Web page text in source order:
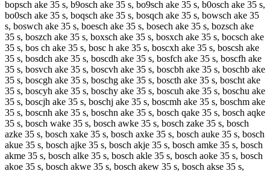
bopsch ake 35 s, b9osch ake 35 s, bo9sch ake 35 s, b0osch ake 35 s,
bo0sch ake 35 s, boqsch ake 35 s, bosqch ake 35 s, bowsch ake 35
s, boswch ake 35 s, boesch ake 35 s, bosech ake 35 s, bozsch ake
35 s, boszch ake 35 s, boxsch ake 35 s, bosxch ake 35 s, bocsch ake
35 s, bos ch ake 35 s, bosc h ake 35 s, boscxh ake 35 s, boscsh ake
35 s, bosdch ake 35 s, boscdh ake 35 s, bosfch ake 35 s, boscfh ake
35 s, bosvch ake 35 s, boscvh ake 35 s, boscbh ake 35 s, boschb ake
35 s, boscgh ake 35 s, boschg ake 35 s, boscth ake 35 s, boscht ake
35 s, boscyh ake 35 s, boschy ake 35 s, boscuh ake 35 s, boschu ake
35 s, boscjh ake 35 s, boschj ake 35 s, boscmh ake 35 s, boschm ake
35 s, boscnh ake 35 s, boschn ake 35 s, bosch qake 35 s, bosch aqke
35 s, bosch wake 35 s, bosch awke 35 s, bosch zake 35 s, bosch
azke 35 s, bosch xake 35 s, bosch axke 35 s, bosch auke 35 s, bosch
akue 35 s, bosch ajke 35 s, bosch akje 35 s, bosch amke 35 s, bosch
akme 35 s, bosch alke 35 s, bosch akle 35 s, bosch aoke 35 s, bosch
akoe 35 s, bosch akwe 35 s, bosch akew 35 s, bosch akse 35 s,